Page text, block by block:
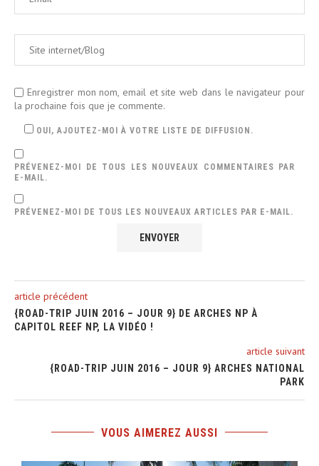
Enregistrer mon nom, email et site web dans le navigateur pour
la prochaine fois que je commente.
OUI, AJOUTEZ-MOI À VOTRE LISTE DE DIFFUSION.
PRÉVENEZ-MOI DE TOUS LES NOUVEAUX COMMENTAIRES PAR
E-MAIL.
PRÉVENEZ-MOI DE TOUS LES NOUVEAUX ARTICLES PAR E-MAIL.
article précédent
{ROAD-TRIP JUIN 2016 – JOUR 9} DE ARCHES NP À
CAPITOL REEF NP, LA VIDÉO !
article suivant
{ROAD-TRIP JUIN 2016 – JOUR 9} ARCHES NATIONAL
PARK
VOUS AIMEREZ AUSSI